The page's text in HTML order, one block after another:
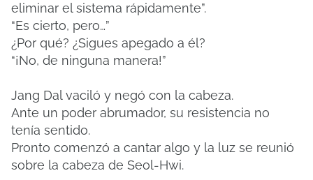
eliminar el sistema rápidamente”.
“Es cierto, pero…”
¿Por qué? ¿Sigues apegado a él?
“¡No, de ninguna manera!”
Jang Dal vaciló y negó con la cabeza.
Ante un poder abrumador, su resistencia no
tenía sentido.
Pronto comenzó a cantar algo y la luz se reunió
sobre la cabeza de Seol-Hwi.